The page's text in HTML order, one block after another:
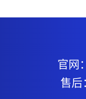
官网
售后